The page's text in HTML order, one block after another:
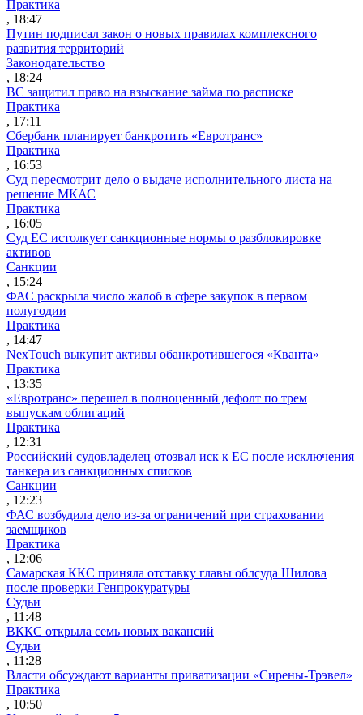
Практика
, 18:47
Путин подписал закон о новых правилах комплексного
развития территорий
Законодательство
, 18:24
ВС защитил право на взыскание займа по расписке
Практика
, 17:11
Сбербанк планирует банкротить «Евротранс»
Практика
, 16:53
Суд пересмотрит дело о выдаче исполнительного листа на
решение МКАС
Практика
, 16:05
Суд ЕС истолкует санкционные нормы о разблокировке
активов
Санкции
, 15:24
ФАС раскрыла число жалоб в сфере закупок в первом
полугодии
Практика
, 14:47
NexTouch выкупит активы обанкротившегося «Кванта»
Практика
, 13:35
«Евротранс» перешел в полноценный дефолт по трем
выпускам облигаций
Практика
, 12:31
Российский судовладелец отозвал иск к ЕС после исключения
танкера из санкционных списков
Санкции
, 12:23
ФАС возбудила дело из-за ограничений при страховании
заемщиков
Практика
, 12:06
Самарская ККС приняла отставку главы облсуда Шилова
после проверки Генпрокуратуры
Судьи
, 11:48
ВККС открыла семь новых вакансий
Судьи
, 11:28
Власти обсуждают варианты приватизации «Сирены-Трэвел»
Практика
, 10:50